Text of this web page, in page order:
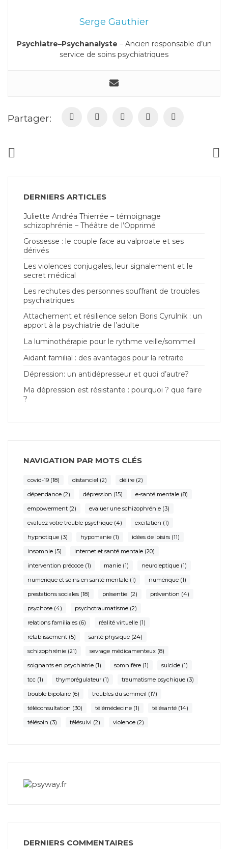
Serge Gauthier
Psychiatre–Psychanalyste – Ancien responsable d’un
service de soins psychiatriques
Partager:
DERNIERS ARTICLES
Juliette Andréa Thierrée – témoignage
schizophrénie – Théâtre de l’Opprimé
Grossesse : le couple face au valproate et ses
dérivés
Les violences conjugales, leur signalement et le
secret médical
Les rechutes des personnes souffrant de troubles
psychiatriques
Attachement et résilience selon Boris Cyrulnik : un
apport à la psychiatrie de l’adulte
La luminothérapie pour le rythme veille/sommeil
Aidant familial : des avantages pour la retraite
Dépression: un antidépresseur et quoi d’autre?
Ma dépression est résistante : pourquoi ? que faire
?
NAVIGATION PAR MOTS CLÉS
covid-19 (18) distanciel (2) délire (2)
dépendance (2) dépression (15) e-santé mentale (8)
empowerment (2) evaluer une schizophrénie (3)
evaluez votre trouble psychique (4) excitation (1)
hypnotique (3) hypomanie (1) idées de loisirs (11)
insomnie (5) internet et santé mentale (20)
intervention précoce (1) manie (1) neuroleptique (1)
numerique et soins en santé mentale (1) numérique (1)
prestations sociales (18) présentiel (2) prévention (4)
psychose (4) psychotraumatisme (2)
relations familiales (6) réalité virtuelle (1)
rétablissement (5) santé physique (24)
schizophrénie (21) sevrage médicamenteux (8)
soignants en psychiatrie (1) somnifère (1) suicide (1)
tcc (1) thymorégulateur (1) traumatisme psychique (3)
trouble bipolaire (6) troubles du sommeil (17)
téléconsultation (30) télémédecine (1) télésanté (14)
télésoin (3) télésuivi (2) violence (2)
DERNIERS COMMENTAIRES